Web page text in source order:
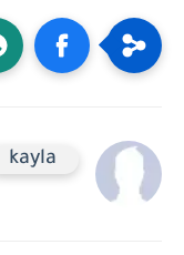
kayla